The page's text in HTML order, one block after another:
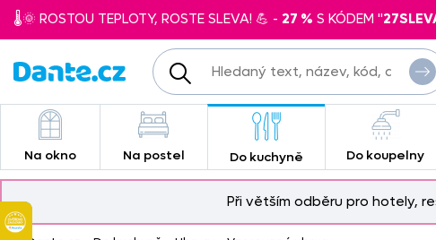
🌡️🌞 ROSTOU TEPLOTY, ROSTE SLEVA! 💪 - 27 % S KÓDEM "
Na okno Na postel Do kuchyně Do koupelny
Při větším odběru pro hotely,